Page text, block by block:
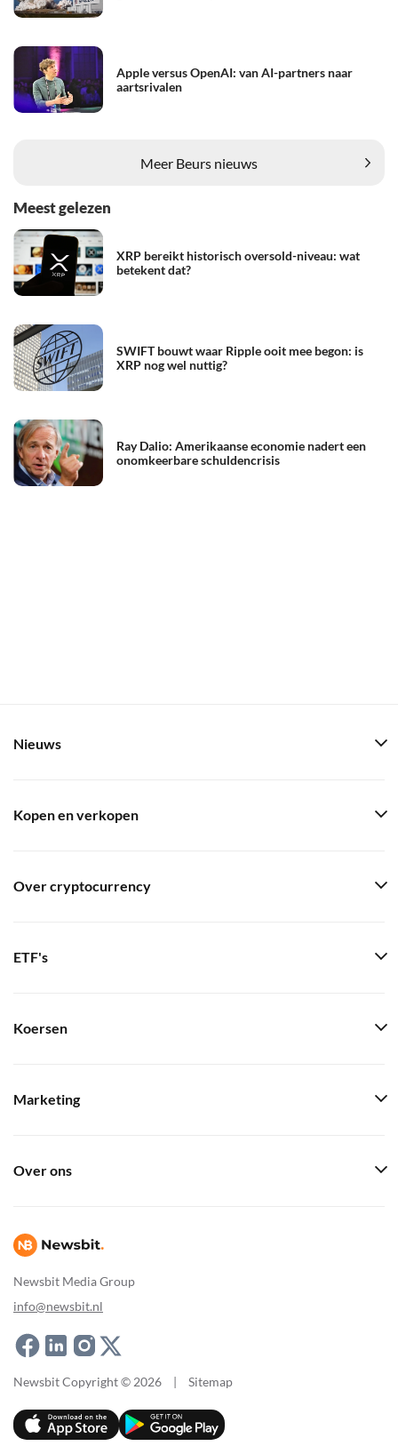
Apple versus OpenAI: van AI-partners naar
aartsrivalen
Meer Beurs nieuws
Meest gelezen
XRP bereikt historisch oversold-niveau: wat
betekent dat?
SWIFT bouwt waar Ripple ooit mee begon: is
XRP nog wel nuttig?
Ray Dalio: Amerikaanse economie nadert een
onomkeerbare schuldencrisis
Newsbit Media Group
info@newsbit.nl
Nieuws
Kopen en verkopen
Over cryptocurrency
ETF's
Koersen
Marketing
Over ons
Newsbit Copyright © 2026 | Sitemap